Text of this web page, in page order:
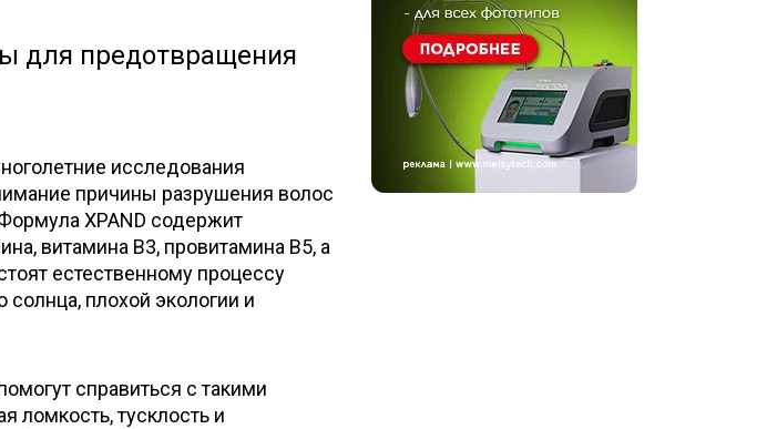
для предотвращения
исследования
причины разрушения волос
ХPAND содержит
витамина B3, провитамина B5, а
естественному процессу
плохой экологии и
справиться с такими
ломкость, тусклость и